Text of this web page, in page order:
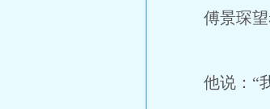
傅景琛望着
他说：“我